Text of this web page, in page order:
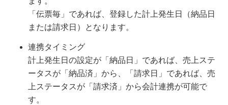
「伝票毎」であれば、登録した計上発生日（納品日
または請求日）となります。
連携タイミング
計上発生日の設定が「納品日」であれば、売上ステ
ータスが「納品済」から、「請求日」であれば、売
上ステータスが「請求済」から会計連携が可能で
す。